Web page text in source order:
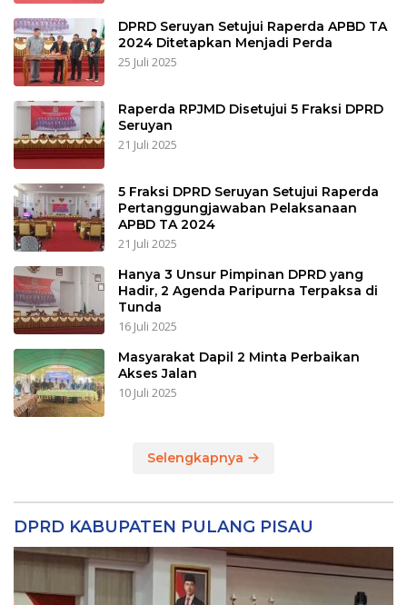
DPRD Seruyan Setujui Raperda APBD TA
2024 Ditetapkan Menjadi Perda
25 Juli 2025
Raperda RPJMD Disetujui 5 Fraksi DPRD
Seruyan
21 Juli 2025
5 Fraksi DPRD Seruyan Setujui Raperda
Pertanggungjawaban Pelaksanaan
APBD TA 2024
21 Juli 2025
Hanya 3 Unsur Pimpinan DPRD yang
Hadir, 2 Agenda Paripurna Terpaksa di
Tunda
16 Juli 2025
Masyarakat Dapil 2 Minta Perbaikan
Akses Jalan
10 Juli 2025
Selengkapnya
DPRD KABUPATEN PULANG PISAU